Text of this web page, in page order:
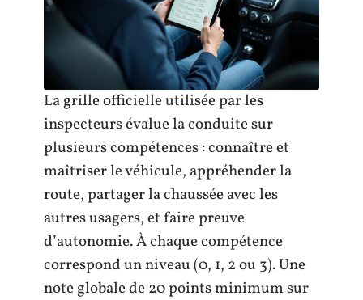
La grille officielle utilisée par les
inspecteurs évalue la conduite sur
plusieurs compétences : connaître et
maîtriser le véhicule, appréhender la
route, partager la chaussée avec les
autres usagers, et faire preuve
d’autonomie. À chaque compétence
correspond un niveau (0, 1, 2 ou 3). Une
note globale de 20 points minimum sur